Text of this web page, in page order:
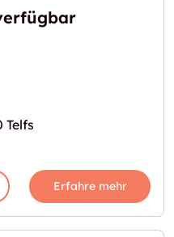
Telfs
Erfahre mehr